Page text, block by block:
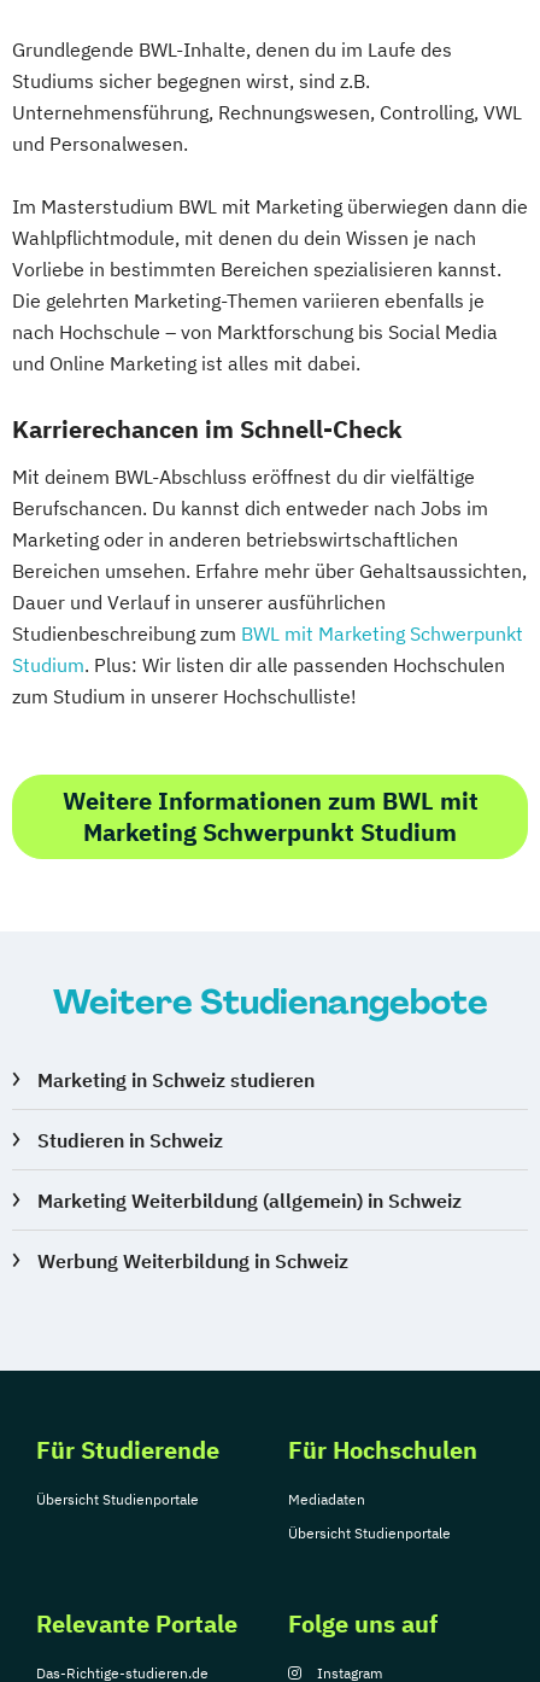
Grundlegende BWL-Inhalte, denen du im Laufe des
Studiums sicher begegnen wirst, sind z.B.
Unternehmensführung, Rechnungswesen, Controlling, VWL
und Personalwesen.
Im Masterstudium BWL mit Marketing überwiegen dann die
Wahlpflichtmodule, mit denen du dein Wissen je nach
Vorliebe in bestimmten Bereichen spezialisieren kannst.
Die gelehrten Marketing-Themen variieren ebenfalls je
nach Hochschule – von Marktforschung bis Social Media
und Online Marketing ist alles mit dabei.
Karrierechancen im Schnell-Check
Mit deinem BWL-Abschluss eröffnest du dir vielfältige
Berufschancen. Du kannst dich entweder nach Jobs im
Marketing oder in anderen betriebswirtschaftlichen
Bereichen umsehen. Erfahre mehr über Gehaltsaussichten,
Dauer und Verlauf in unserer ausführlichen
Studienbeschreibung zum BWL mit Marketing Schwerpunkt
Studium. Plus: Wir listen dir alle passenden Hochschulen
zum Studium in unserer Hochschulliste!
Weitere Informationen zum BWL mit
Marketing Schwerpunkt Studium
Weitere Studienangebote
Marketing in Schweiz studieren
Studieren in Schweiz
Marketing Weiterbildung (allgemein) in Schweiz
Werbung Weiterbildung in Schweiz
Für Studierende
Übersicht Studienportale
Für Hochschulen
Mediadaten
Übersicht Studienportale
Relevante Portale
Das-Richtige-studieren.de
Folge uns auf
Instagram